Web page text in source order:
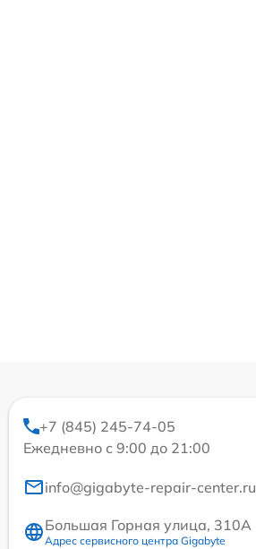
+7 (845) 245-74-05
Ежедневно с 9:00 до 21:00
info@gigabyte-repair-center.ru
Большая Горная улица, 310А
Адрес сервисного центра Gigabyte